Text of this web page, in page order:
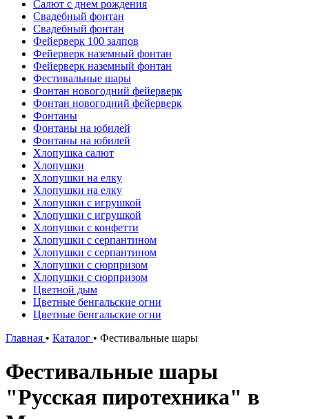
Салют с днем рождения
Свадебный фонтан
Свадебный фонтан
Фейерверк 100 залпов
Фейерверк наземный фонтан
Фейерверк наземный фонтан
Фестивальные шары
Фонтан новогодний фейерверк
Фонтан новогодний фейерверк
Фонтаны
Фонтаны на юбилей
Фонтаны на юбилей
Хлопушка салют
Хлопушки
Хлопушки на елку
Хлопушки на елку
Хлопушки с игрушкой
Хлопушки с игрушкой
Хлопушки с конфетти
Хлопушки с серпантином
Хлопушки с серпантином
Хлопушки с сюрпризом
Хлопушки с сюрпризом
Цветной дым
Цветные бенгальские огни
Цветные бенгальские огни
Главная • Каталог • Фестивальные шары
Фестивальные шары
"Русская пиротехника" в